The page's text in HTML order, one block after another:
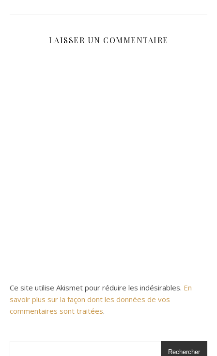
LAISSER UN COMMENTAIRE
Ce site utilise Akismet pour réduire les indésirables. En
savoir plus sur la façon dont les données de vos
commentaires sont traitées.
Rechercher